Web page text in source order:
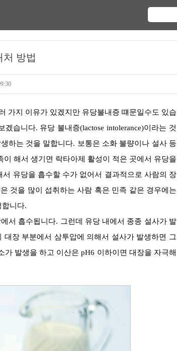
처 방법
습니다. 유당 불내증(lactose intolerance)이라는 것
하는 것을 말합니다. 보통은 소화 불량이나 설사 등
해서 생기면 락타아제 활성이 적은 곳에서 유당을
유당을 흡수할 수가 없어서 결과적으로 사람의 장
것을 많이 섭취하는 사람 혹은 민족 같은 경우에는
니다.
장 부분에서 삼투압에 의해서 설사가 발생하면 그
발생을 하고 이산은 pH6 이하이면 대장을 자극해